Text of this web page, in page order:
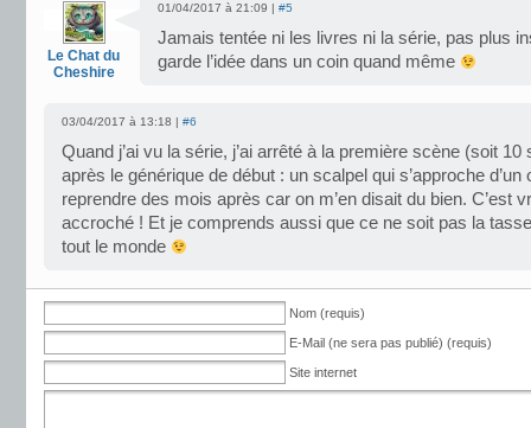
Le Chat du
Cheshire
01/04/2017 à 21:09 | #5
Jamais tentée ni les livres ni la série, pas plus
garde l’idée dans un coin quand même
03/04/2017 à 13:18 | #6
Quand j’ai vu la série, j’ai arrêté à la première scène (soit 10
après le générique de début : un scalpel qui s’approche
reprendre des mois après car on m’en disait du bien. C’est
accroché ! Et je comprends aussi que ce ne soit pas la
tout le monde
Nom (requis)
E-Mail (ne sera pas publié) (requis)
Site internet